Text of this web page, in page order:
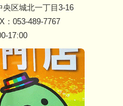
区城北一丁目3-16
：053-489-7767
17:00